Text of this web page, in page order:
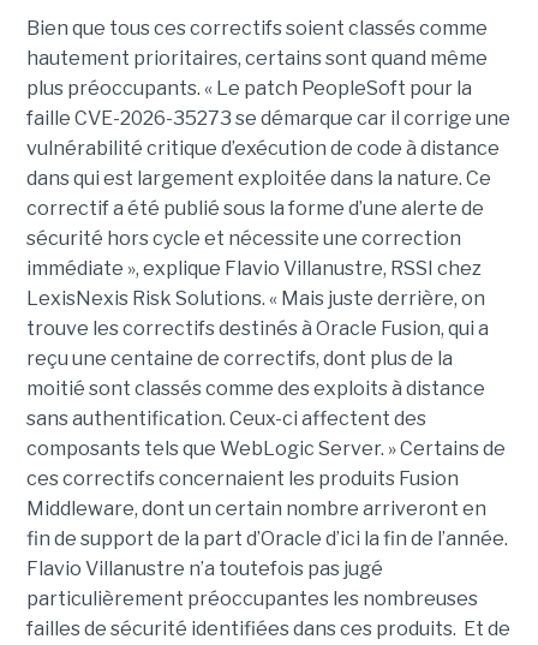
Bien que tous ces correctifs soient classés comme
hautement prioritaires, certains sont quand même
plus préoccupants. « Le patch PeopleSoft pour la
faille CVE-2026-35273 se démarque car il corrige une
vulnérabilité critique d’exécution de code à distance
dans qui est largement exploitée dans la nature. Ce
correctif a été publié sous la forme d’une alerte de
sécurité hors cycle et nécessite une correction
immédiate », explique Flavio Villanustre, RSSI chez
LexisNexis Risk Solutions. « Mais juste derrière, on
trouve les correctifs destinés à Oracle Fusion, qui a
reçu une centaine de correctifs, dont plus de la
moitié sont classés comme des exploits à distance
sans authentification. Ceux-ci affectent des
composants tels que WebLogic Server. » Certains de
ces correctifs concernaient les produits Fusion
Middleware, dont un certain nombre arriveront en
fin de support de la part d’Oracle d’ici la fin de l’année.
Flavio Villanustre n’a toutefois pas jugé
particulièrement préoccupantes les nombreuses
failles de sécurité identifiées dans ces produits. Et de